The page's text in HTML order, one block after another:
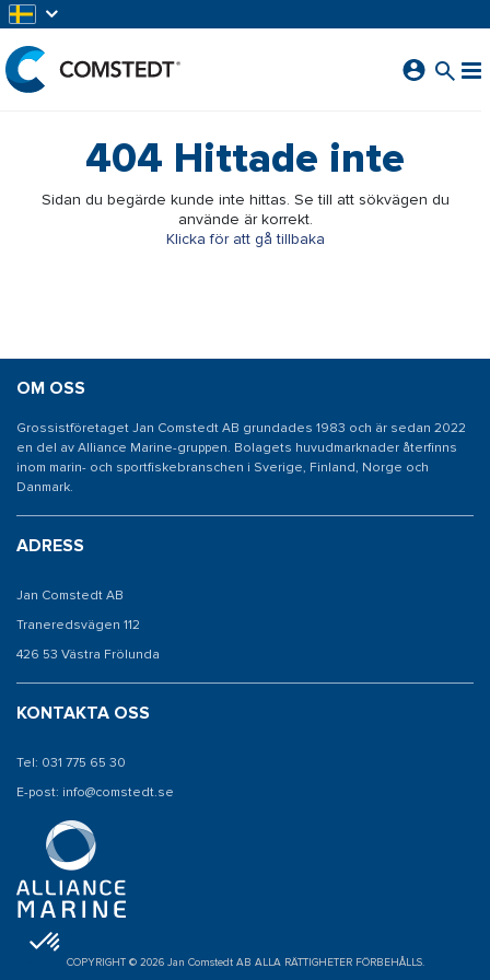
404 Hittade inte
Sidan du begärde kunde inte hittas. Se till att sökvägen du
använde är korrekt.
Klicka för att gå tillbaka
OM OSS
Grossistföretaget Jan Comstedt AB grundades 1983 och är sedan 2022
en del av Alliance Marine-gruppen. Bolagets huvudmarknader återfinns
inom marin- och sportfiskebranschen i Sverige, Finland, Norge och
Danmark.
ADRESS
Jan Comstedt AB
Traneredsvägen 112
426 53 Västra Frölunda
KONTAKTA OSS
Tel: 031 775 65 30
E-post: info@comstedt.se
COPYRIGHT © 2026 Jan Comstedt AB ALLA RÄTTIGHETER FÖRBEHÅLLS.